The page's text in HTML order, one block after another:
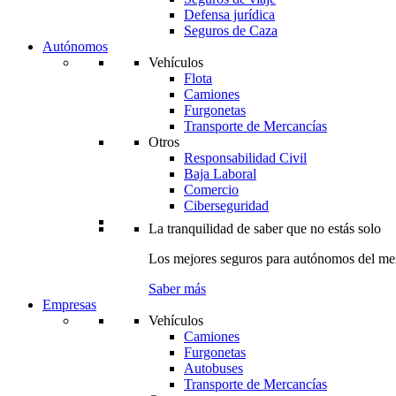
Defensa jurídica
Seguros de Caza
Autónomos
Vehículos
Flota
Camiones
Furgonetas
Transporte de Mercancías
Otros
Responsabilidad Civil
Baja Laboral
Comercio
Ciberseguridad
La tranquilidad de saber que no estás solo
Los mejores seguros para autónomos del
Saber más
Empresas
Vehículos
Camiones
Furgonetas
Autobuses
Transporte de Mercancías